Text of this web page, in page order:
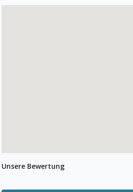
Unsere Bewertung